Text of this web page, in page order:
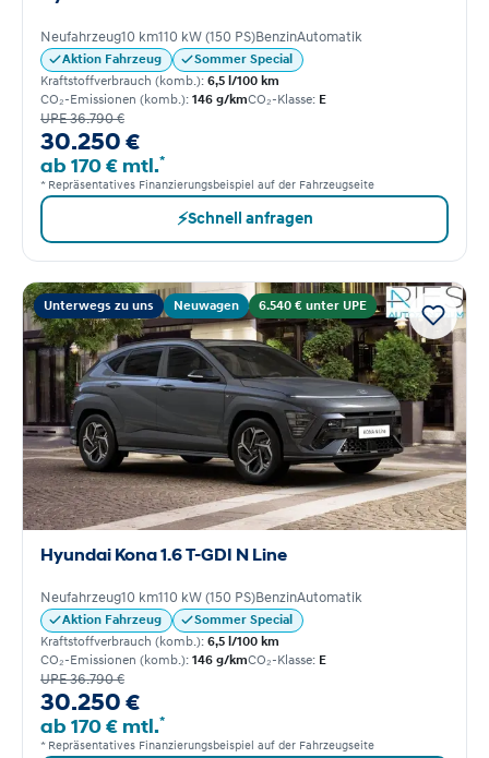
Neufahrzeug10 km110 kW (150 PS)BenzinAutomatik
Aktion Fahrzeug
Sommer Special
Kraftstoffverbrauch (komb.): 6,5 l/100 km
CO₂-Emissionen (komb.): 146 g/kmCO₂-Klasse: E
UPE 36.790 €
30.250 €
ab 170 € mtl.*
* Repräsentatives Finanzierungsbeispiel auf der Fahrzeugseite
⚡Schnell anfragen
Unterwegs zu uns Neuwagen 6.540 € unter UPE
Hyundai Kona 1.6 T-GDI N Line
Neufahrzeug10 km110 kW (150 PS)BenzinAutomatik
Aktion Fahrzeug
Sommer Special
Kraftstoffverbrauch (komb.): 6,5 l/100 km
CO₂-Emissionen (komb.): 146 g/kmCO₂-Klasse: E
UPE 36.790 €
30.250 €
ab 170 € mtl.*
* Repräsentatives Finanzierungsbeispiel auf der Fahrzeugseite